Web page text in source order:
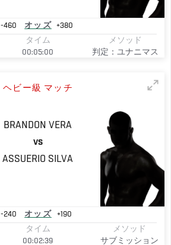
-460 オッズ
+380
タイム
00:05:00
メソッド
判定：ユナニマス
ヘビー級 マッチ
BRANDON VERA
VS
ASSUERIO SILVA
-240 オッズ
+190
タイム
00:02:39
メソッド
サブミッション